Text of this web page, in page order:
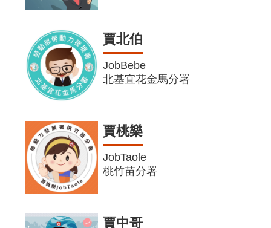
賈北伯
JobBebe
北基宜花金馬分署
賈桃樂
JobTaole
桃竹苗分署
賈中哥